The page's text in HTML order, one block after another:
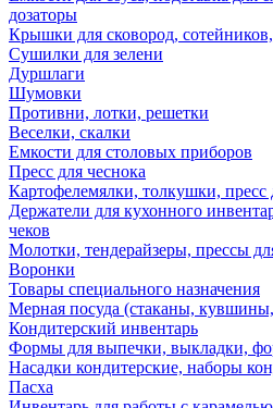
дозаторы
Крышки для сковород,
Сушилки для зелени
Дуршлаги
Шумовки
Противни, лотки, решетки
Веселки, скалки
Емкости для столовых приборов
Пресс для чеснока
Картофелемялки, толкушки, пресс
Держатели для кухонного
чеков
Молотки, тендерайзеры, прессы
Воронки
Товары специального назначения
Мерная посуда (стаканы,
Кондитерский инвентарь
Формы для выпечки, выкладки,
Насадки кондитерские, наборы
Пасха